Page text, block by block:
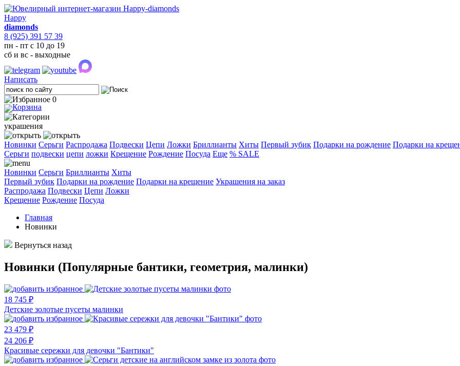
Happy
diamonds
8 (925) 391 57 39
пн - пт с 10 до 19
сб и вс - выходные
Написать
0
украшения
Новинки Серьги Распродажа Подвески Цепи Ложки Бриллианты Хиты Первый зубик Подарки на рождение Подарки на
Cерьги подвески цепи ложки Крещение Рождение Посуда Еще % SALE
Новинки Серьги Бриллианты Хиты
Первый зубик Подарки на рождение Подарки на крещение Украшения на заказ
Распродажа Подвески Цепи Ложки
Крещение Рождение Посуда
Главная
Новинки
Вернуться назад
Новинки (Популярные бантики, геометрия, малинки)
18 745 ₽
Детские золотые пусеты малинки
23 479 ₽
24 206 ₽
Красивые сережки для девочки "Бантики"